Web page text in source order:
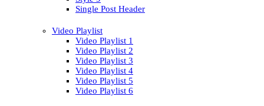
Single Post Header
Video Playlist
Video Playlist 1
Video Playlist 2
Video Playlist 3
Video Playlist 4
Video Playlist 5
Video Playlist 6